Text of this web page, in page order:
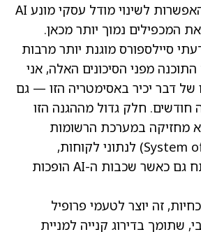
התחרותי (Moat) והאפשרות לשינוי מודל עסקי מונע AI
את המכפילים נמוך יותר מכאן.
סיילספורס מוגנת יותר מרבות
מפני הסיכונים האלה, אני
דבר יכיר באסימטריה הזו — גם
חודשים. חלק גדול מההגנה הזו
מחזיקה במערכת הרשומות
המרכזית (System of Record) לנתוני לקוחות,
שנשארת יתרון מפתח גם כאשר שכבות ה-AI הופכות
זה יוצר לטעמי פרופיל
שתומך בדירוג קנייה למניית